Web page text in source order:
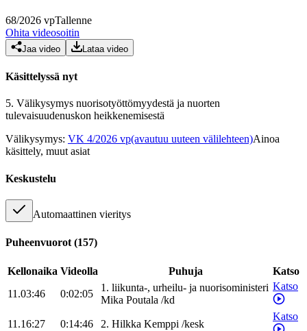
68/2026 vpTallenne
Ohita videosoitin
Jaa video Lataa video
Käsittelyssä nyt
5. Välikysymys nuorisotyöttömyydestä ja nuorten
tulevaisuudenuskon heikkenemisestä
Välikysymys: VK 4/2026 vp(avautuu uuteen välilehteen)Ainoa
käsittely, muut asiat
Keskustelu
Automaattinen vieritys
Puheenvuorot (157)
Kellonaika Videolla Puhuja
Katso
11.03:46
0:02:05
1. liikunta-, urheilu- ja nuorisoministeri
Mika Poutala /kd
Katso
11.16:27 0:14:46 2. Hilkka Kemppi /kesk
Katso